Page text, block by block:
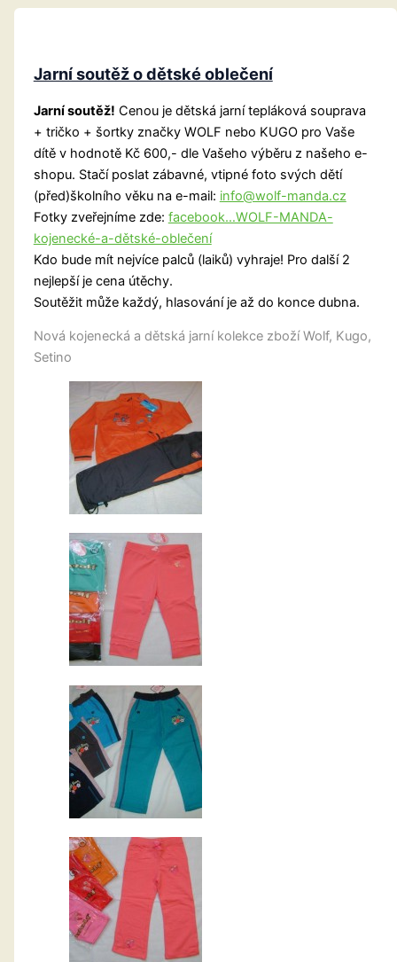
Jarní soutěž o dětské oblečení
Jarní soutěž! Cenou je dětská jarní tepláková souprava
+ tričko + šortky značky WOLF nebo KUGO pro Vaše
dítě v hodnotě Kč 600,- dle Vašeho výběru z našeho e-
shopu. Stačí poslat zábavné, vtipné foto svých dětí
(před)školního věku na e-mail: info@wolf-manda.cz
Fotky zveřejníme zde: facebook…WOLF-MANDA-
kojenecké-a-dětské-oblečení
Kdo bude mít nejvíce palců (laiků) vyhraje! Pro další 2
nejlepší je cena útěchy.
Soutěžit může každý, hlasování je až do konce dubna.
Nová kojenecká a dětská jarní kolekce zboží Wolf, Kugo,
Setino